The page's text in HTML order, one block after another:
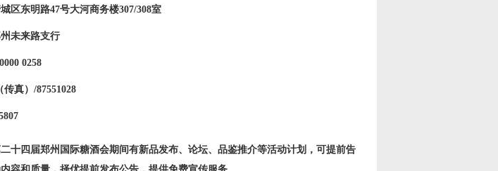
区东明路47号大河商务楼307/308室
未来路支行
0258
（传真） /87551028
十四届郑州国际糖酒会期间有新品发布、论坛、品鉴推介等活动计划，可提前告